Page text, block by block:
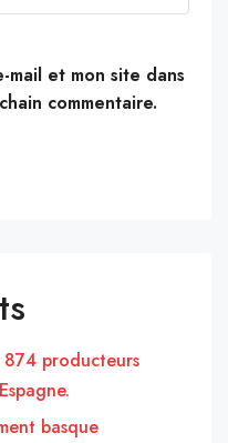
mail et mon site dans
commentaire.
874 producteurs
basque